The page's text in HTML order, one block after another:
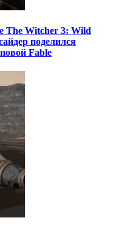
The Witcher 3: Wild
поделился
Fable